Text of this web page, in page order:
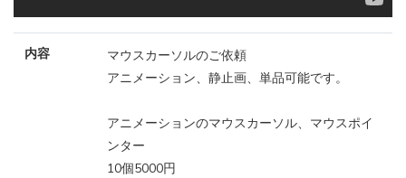
内容
マウスカーソルのご依頼
アニメーション、静止画、単品可能です。
アニメーションのマウスカーソル、マウスポイ
ンター
10個5000円